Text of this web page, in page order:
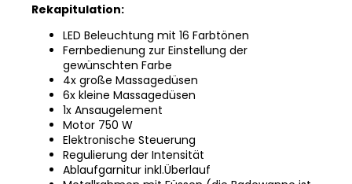
Rekapitulation:
LED Beleuchtung mit 16 Farbtönen
Fernbedienung zur Einstellung der
gewünschten Farbe
4x große Massagedüsen
6x kleine Massagedüsen
1x Ansaugelement
Motor 750 W
Elektronische Steuerung
Regulierung der Intensität
Ablaufgarnitur inkl.Überlauf